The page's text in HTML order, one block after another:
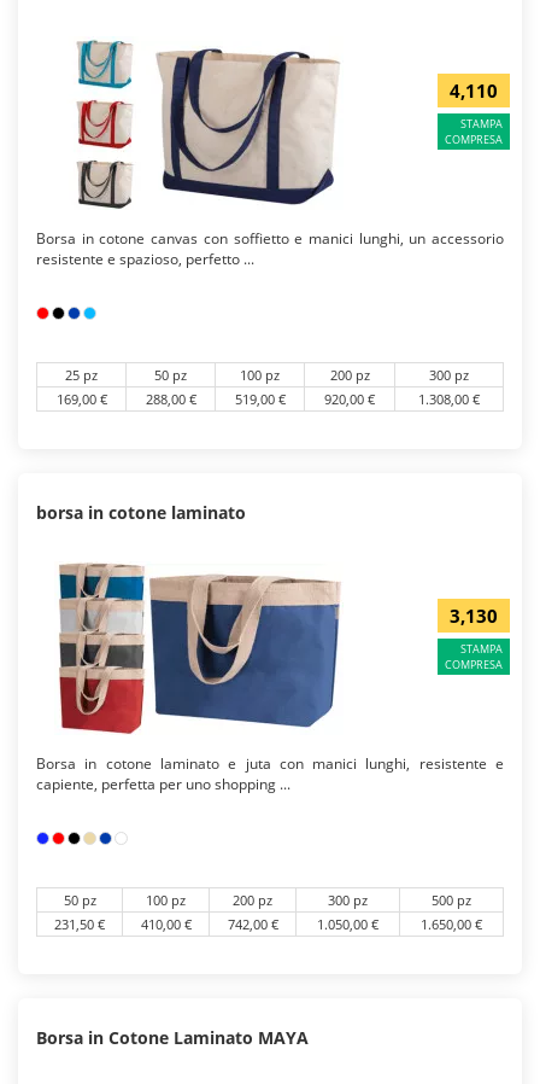
4,110
STAMPA
COMPRESA
Borsa in cotone canvas con soffietto e manici lunghi, un accessorio
resistente e spazioso, perfetto ...
25 pz 50 pz 100 pz 200 pz
300 pz
169,00 €
288,00 € 519,00 € 920,00 € 1.308,00 €
borsa in cotone laminato
3,130
STAMPA
COMPRESA
Borsa in cotone laminato e juta con manici lunghi, resistente e
capiente, perfetta per uno shopping ...
50 pz 100 pz 200 pz 300 pz
500 pz
231,50 €
410,00 € 742,00 € 1.050,00 € 1.650,00 €
Borsa in Cotone Laminato MAYA